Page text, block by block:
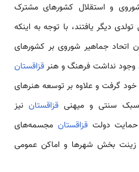
و استقلال کشور‌های مشترک
دیگر یافتند، با توجه به اینکه
اتحاد جماهیر شوروی بر کشور‌‌های
وجود نداشت فرهنگ و هنرقزاقستان
گرفت و علاوه بر توسعه هنر‌های
سبک سنتی و میهنیقزاقستان نیز
دولتقزاقستان مجسمه‌‌های
زینت بخش شهر‌‌ها و اماکن عمومی